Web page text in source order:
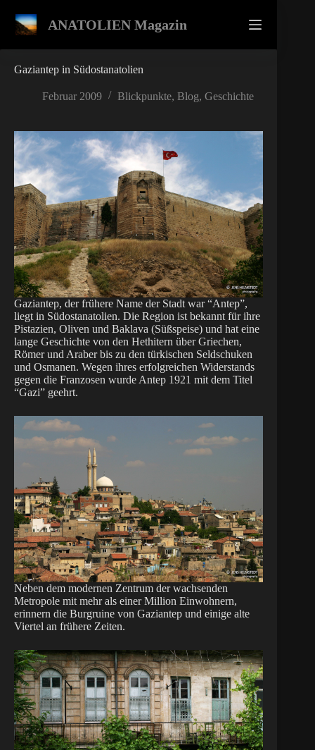
Inhalt
springen
ANATOLIEN Magazin
Gaziantep in Südostanatolien
Februar 2009 Blickpunkte, Blog, Geschichte
Gaziantep, der frühere Name der Stadt war “Antep”,
liegt in Südostanatolien. Die Region ist bekannt für ihre
Pistazien, Oliven und Baklava (Süßspeise) und hat eine
lange Geschichte von den Hethitern über Griechen,
Römer und Araber bis zu den türkischen Seldschuken
und Osmanen. Wegen ihres erfolgreichen Widerstands
gegen die Franzosen wurde Antep 1921 mit dem Titel
“Gazi” geehrt.
Neben dem modernen Zentrum der wachsenden
Metropole mit mehr als einer Million Einwohnern,
erinnern die Burgruine von Gaziantep und einige alte
Viertel an frühere Zeiten.